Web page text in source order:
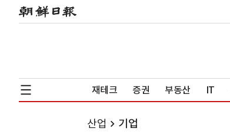
재테크 증권 부동산 IT
산업 기업